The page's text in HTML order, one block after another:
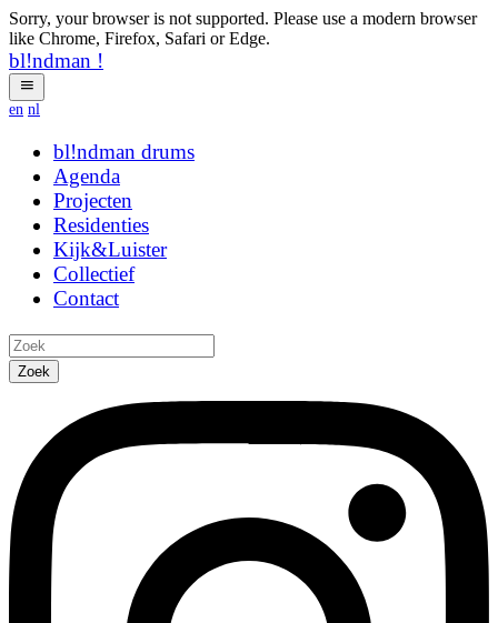
Sorry, your browser is not supported. Please use a modern browser
like Chrome, Firefox, Safari or Edge.
bl!ndman !
en nl
bl!ndman drums
Agenda
Projecten
Residenties
Kijk&Luister
Collectief
Contact
Zoek